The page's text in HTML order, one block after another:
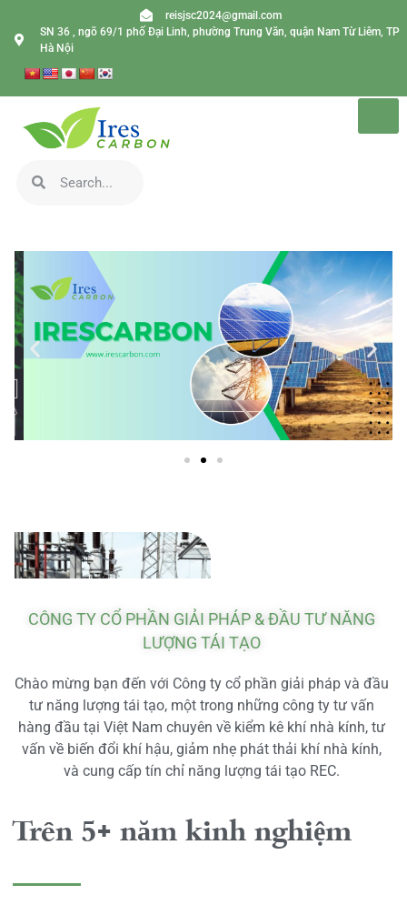
reisjsc2024@gmail.com
SN 36 , ngõ 69/1 phố Đại Linh, phường Trung Văn, quận Nam Từ Liêm, TP
Hà Nội
CÔNG TY CỔ PHẦN GIẢI PHÁP & ĐẦU TƯ NĂNG
LƯỢNG TÁI TẠO
Chào mừng bạn đến với Công ty cổ phần giải pháp và đầu
tư năng lượng tái tạo, một trong những công ty tư vấn
hàng đầu tại Việt Nam chuyên về kiểm kê khí nhà kính, tư
vấn về biến đổi khí hậu, giảm nhẹ phát thải khí nhà kính,
và cung cấp tín chỉ năng lượng tái tạo REC.
Trên 5+ năm kinh nghiệm